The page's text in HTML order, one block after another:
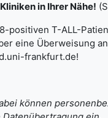
in Ihrer Nähe!
T-ALL-
eine Überweisung
frankfurt.de!
können